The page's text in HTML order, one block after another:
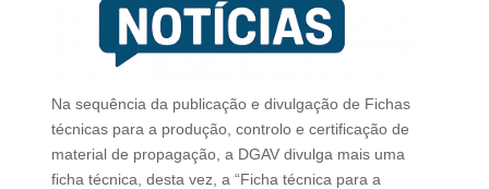
Na sequência da publicação e divulgação de Fichas
técnicas para a produção, controlo e certificação de
material de propagação, a DGAV divulga mais uma
ficha técnica, desta vez, a “Ficha técnica para a